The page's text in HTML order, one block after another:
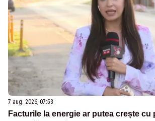
7 aug. 2026, 07:53
Facturile la energie ar putea crește cu